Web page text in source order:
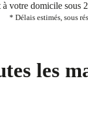
votre domicile sous
* Délais estimés, sous
les